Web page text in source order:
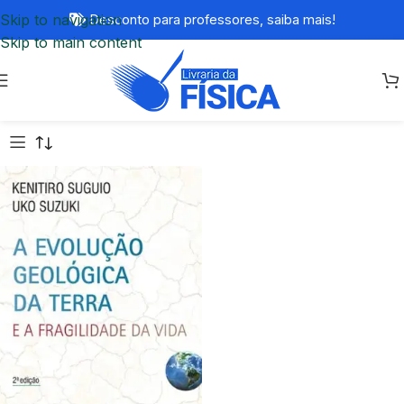
Skip to navigation
Skip to main content
Desconto para professores, saiba mais!